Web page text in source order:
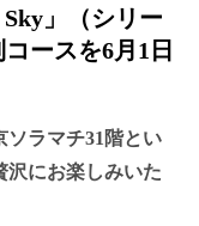
」（シリー
ースを6⽉1⽇
ソラマチ31階とい
沢にお楽しみいた